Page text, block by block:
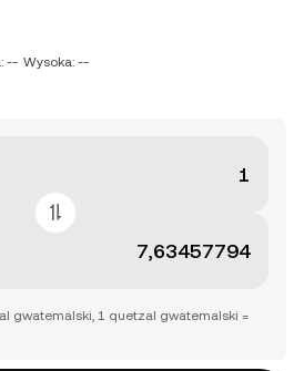
-- Wysoka: --
gwatemalski, 1 quetzal gwatemalski =